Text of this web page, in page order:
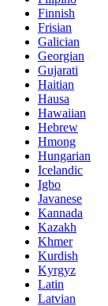
Finnish
Frisian
Galician
Georgian
Gujarati
Haitian
Hausa
Hawaiian
Hebrew
Hmong
Hungarian
Icelandic
Igbo
Javanese
Kannada
Kazakh
Khmer
Kurdish
Kyrgyz
Latin
Latvian